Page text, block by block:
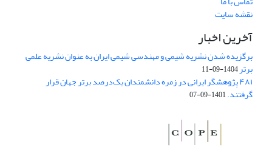
نقشه سایت
آخرین اخبار
برگزیده شدن نشریه شیمی و مهندسی شیمی ایران به عنوان نشریه علمی
برتر1404-09-11
۴۸۱ پژوهشگر ایرانی در زمره دانشمندان یک‌درصد برتر جهان قرار
گرفتند.1401-09-07